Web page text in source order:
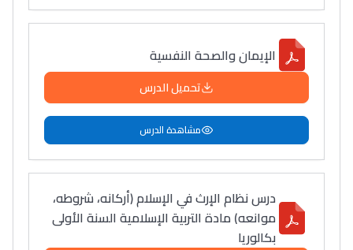
الإیمان والصحة النفسية
تحميل الدرس
مشاهدة الدرس
درس نظام الإرث في الإسلام (أركانه، شروطه،
موانعه) مادة التربية الإسلامية السنة الأولى
بكالوريا